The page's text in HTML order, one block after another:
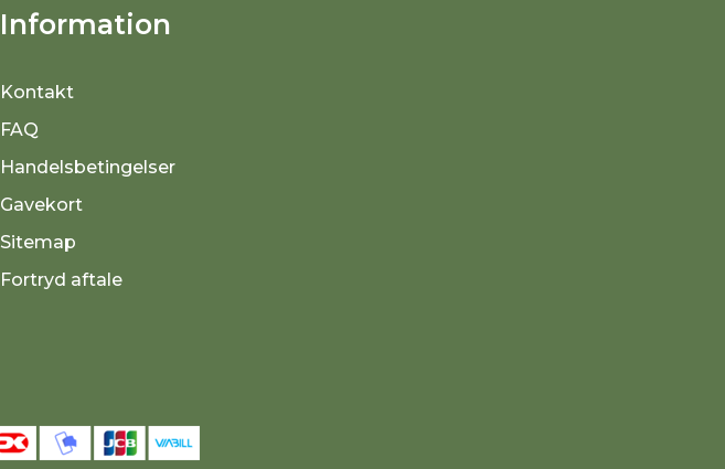
Information
Kontakt
FAQ
Handelsbetingelser
Gavekort
Sitemap
Fortryd aftale